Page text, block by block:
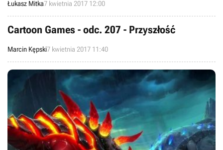
League oraz o nowej nacji (Francji) w World of Warships.
Zapraszamy!
Łukasz Mitka7 kwietnia 2017 12:00
Cartoon Games - odc. 207 - Przyszłość
Marcin Kępski7 kwietnia 2017 11:40